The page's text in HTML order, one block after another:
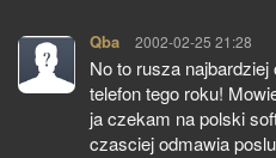
Qba pisze:
2002-02-25 21:28
No to rusza
telefon tego roku!
ja czekam na polski
czasciej odmawia